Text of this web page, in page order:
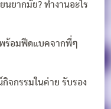
นยากมั้ย? ทำงานอะไร
ร้อมฟีดแบคจากพี่ๆ
จกรรมในค่าย รับรอง